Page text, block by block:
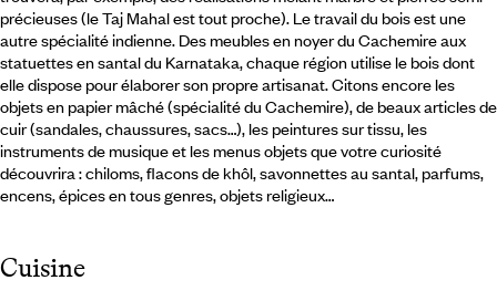
précieuses (le Taj Mahal est tout proche). Le travail du bois est une
autre spécialité indienne. Des meubles en noyer du Cachemire aux
statuettes en santal du Karnataka, chaque région utilise le bois dont
elle dispose pour élaborer son propre artisanat. Citons encore les
objets en papier mâché (spécialité du Cachemire), de beaux articles de
cuir (sandales, chaussures, sacs…), les peintures sur tissu, les
instruments de musique et les menus objets que votre curiosité
découvrira : chiloms, flacons de khôl, savonnettes au santal, parfums,
encens, épices en tous genres, objets religieux…
Cuisine